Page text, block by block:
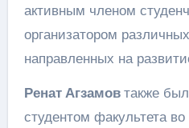
активным членом
организатором
направленных на
Ренат Агзамовтакже
студентом факультета